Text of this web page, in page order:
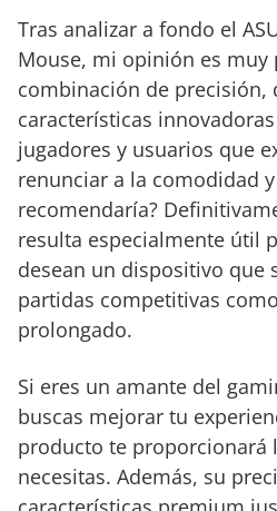
para mantener
una higiene
adecuada.
Paracord que
reduce los
enredos del
Tras analizar a fondo el
Mouse, mi opinión es muy
combinación de precisión,
características
jugadores y usuarios que
renunciar a la comodidad
recomendaría?
resulta especialmente útil
desean un dispositivo que
partidas competitivas
prolongado.
Si eres un amante del
buscas mejorar tu
producto te proporcionará
necesitas. Además, su